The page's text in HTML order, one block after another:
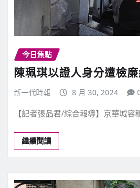
今日焦點
陳珮琪以證人身分遭檢
新一代時報 8 月 30, 2024
【記者張品君/綜合報導】京華城容
繼續閱讀